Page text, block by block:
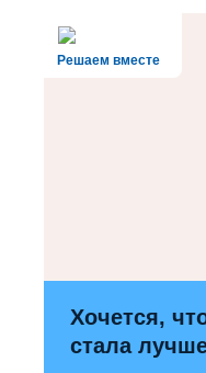
Решаем вместе
Хочется,
стала